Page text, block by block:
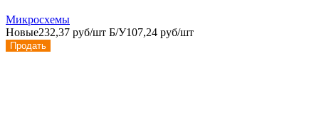
Микросхемы
Новые232,37 руб/шт Б/У107,24 руб/шт
Продать